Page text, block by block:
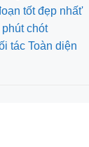
tốt đẹp nhất'
chót
tác Toàn diện